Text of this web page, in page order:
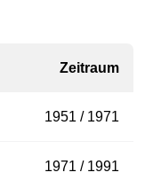
Zeitraum
1951 / 1971
1971 / 1991